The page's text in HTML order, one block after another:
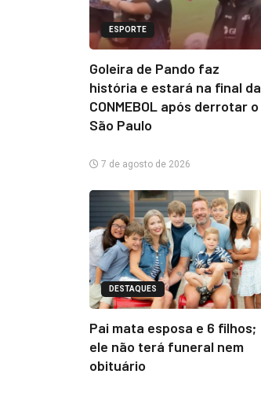
ESPORTE
Goleira de Pando faz
história e estará na final da
CONMEBOL após derrotar o
São Paulo
7 de agosto de 2026
DESTAQUES
Pai mata esposa e 6 filhos;
ele não terá funeral nem
obituário